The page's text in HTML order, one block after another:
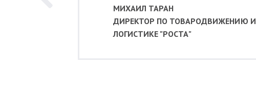
МИХАИЛ ТАРАН
ДИРЕКТОР ПО ТОВАРОДВИЖЕНИЮ И
ЛОГИСТИКЕ "РОСТА"